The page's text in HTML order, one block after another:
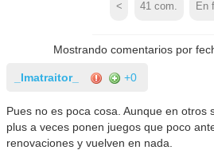
< 41 com. En
Mostrando comentarios por
_Imatraitor_ +0
Pues no es poca cosa. Aunque en otros
plus a veces ponen juegos que poco
renovaciones y vuelven en nada.